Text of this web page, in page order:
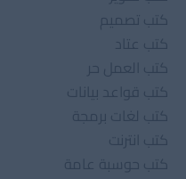
كتب تصميم
كتب عتاد
كتب العمل حر
كتب قواعد بيانات
كتب لغات برمجة
كتب انترنت
كتب حوسبة عامة